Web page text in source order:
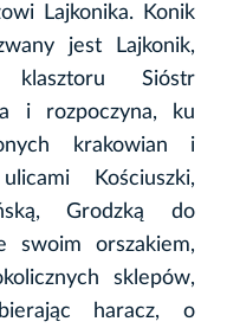
Lajkonika. Konik
jest Lajkonik,
Sióstr
i rozpoczyna, ku
krakowian i
Kościuszki,
Grodzką do
swoim orszakiem,
sklepów,
haracz, o